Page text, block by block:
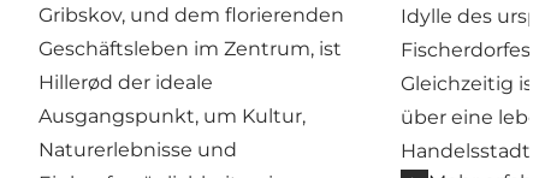
Gribskov, und dem florierenden
Geschäftsleben im Zentrum, ist
Hillerød der ideale
Ausgangspunkt, um Kultur,
Naturerlebnisse und
Idylle des
Fischerdorfes
Gleichzeitig
über eine
Handelsstadt.